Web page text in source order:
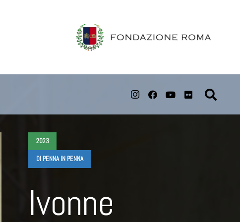
2023
DI PENNA IN PENNA
Ivonne